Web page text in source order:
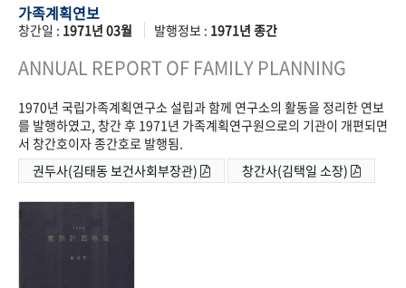
가족계획연보
창간일 : 1971년 03월 발행정보 : 1971년 종간
ANNUAL REPORT OF FAMILY PLANNING
1970년 국립가족계획연구소 설립과 함께 연구소의 활동을 정리한 연보
를 발행하였고, 창간 후 1971년 가족계획연구원으로의 기관이 개편되면
서 창간호이자 종간호로 발행됨.
권두사(김태동 보건사회부장관)
창간사(김택일 소장)